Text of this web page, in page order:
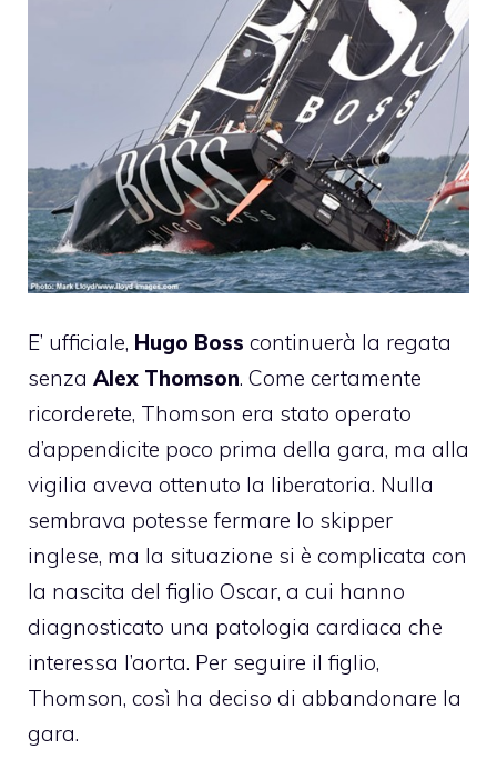
E’ ufficiale, Hugo Boss continuerà la regata
senza Alex Thomson. Come certamente
ricorderete, Thomson era stato operato
d’appendicite poco prima della gara, ma alla
vigilia aveva ottenuto la liberatoria. Nulla
sembrava potesse fermare lo skipper
inglese, ma la situazione si è complicata con
la nascita del figlio Oscar, a cui hanno
diagnosticato una patologia cardiaca che
interessa l’aorta. Per seguire il figlio,
Thomson, così ha deciso di abbandonare la
gara.